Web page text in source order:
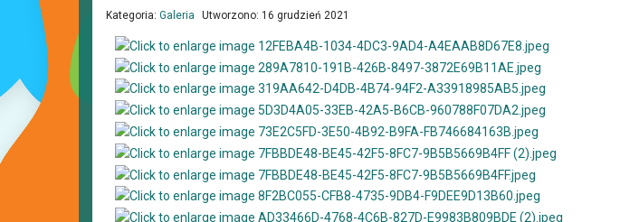
Kategoria: Galeria Utworzono: 16 grudzień 2021